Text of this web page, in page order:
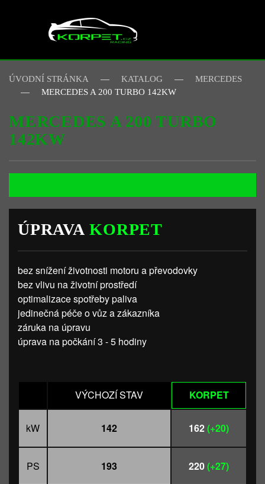
Skip to main content
ÚVODNÍ STRÁNKA KATALOG
MERCEDES
MERCEDES A 200 TURBO 142KW
MERCEDES A 200 TURBO
142KW
ÚPRAVAKORPET
bez snížení životnosti motoru a převodovky
bez vlivu na životní prostředí
optimalizace spotřeby paliva
jedinečná péče o vůz a zákazníka
záruka na úpravu
úprava na počkání 3 - 5 hodiny
VÝCHOZÍ STAV KORPET
kW 142 162(+20)
PS 193 220(+27)